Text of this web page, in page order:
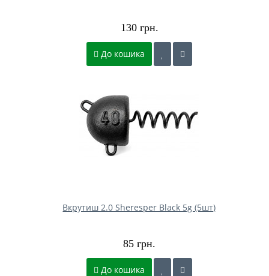
130 грн.
До кошика
Вкрутиш 2.0 Sheresper Black 5g (5шт)
85 грн.
До кошика